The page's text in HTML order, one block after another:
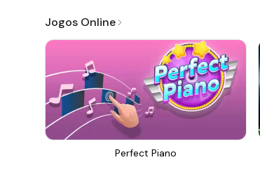
Jogos Online
Perfect Piano